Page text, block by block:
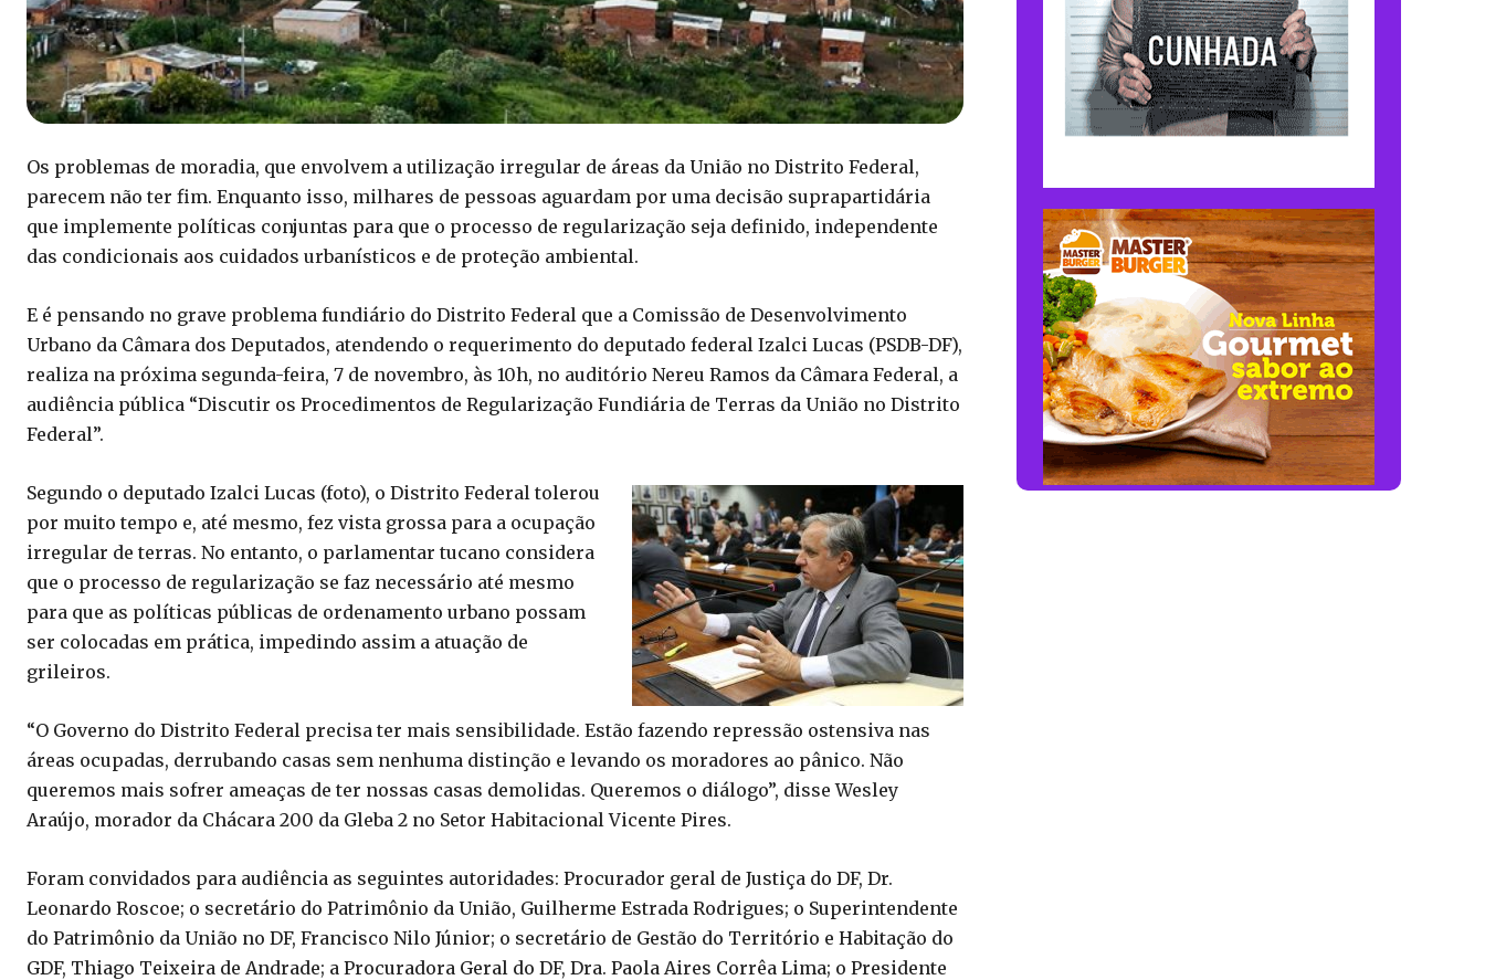
Os problemas de moradia, que envolvem a utilização irregular de áreas da União no Distrito Federal,
parecem não ter fim. Enquanto isso, milhares de pessoas aguardam por uma decisão suprapartidária
que implemente políticas conjuntas para que o processo de regularização seja definido, independente
das condicionais aos cuidados urbanísticos e de proteção ambiental.
E é pensando no grave problema fundiário do Distrito Federal que a Comissão de Desenvolvimento
Urbano da Câmara dos Deputados, atendendo o requerimento do deputado federal Izalci Lucas (PSDB-DF),
realiza na próxima segunda-feira, 7 de novembro, às 10h, no auditório Nereu Ramos da Câmara Federal, a
audiência pública “Discutir os Procedimentos de Regularização Fundiária de Terras da União no Distrito
Federal”.
Segundo o deputado Izalci Lucas (foto), o Distrito Federal tolerou
por muito tempo e, até mesmo, fez vista grossa para a ocupação
irregular de terras. No entanto, o parlamentar tucano considera
que o processo de regularização se faz necessário até mesmo
para que as políticas públicas de ordenamento urbano possam
ser colocadas em prática, impedindo assim a atuação de
grileiros.
“O Governo do Distrito Federal precisa ter mais sensibilidade. Estão fazendo repressão ostensiva nas
áreas ocupadas, derrubando casas sem nenhuma distinção e levando os moradores ao pânico. Não
queremos mais sofrer ameaças de ter nossas casas demolidas. Queremos o diálogo”, disse Wesley
Araújo, morador da Chácara 200 da Gleba 2 no Setor Habitacional Vicente Pires.
Foram convidados para audiência as seguintes autoridades: Procurador geral de Justiça do DF, Dr.
Leonardo Roscoe; o secretário do Patrimônio da União, Guilherme Estrada Rodrigues; o Superintendente
do Patrimônio da União no DF, Francisco Nilo Júnior; o secretário de Gestão do Território e Habitação do
GDF, Thiago Teixeira de Andrade; a Procuradora Geral do DF, Dra. Paola Aires Corrêa Lima; o Presidente